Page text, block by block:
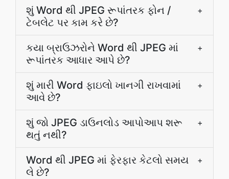
શું Word થી JPEG રૂપાંતરક ફોન /
ટેબલેટ પર કામ કરે છે?
+
કયા બ્રાઉઝરોને Word થી JPEG માં
રૂપાંતરક આધાર આપે છે?
+
શું મારી Word ફાઇલો ખાનગી રાખવામાં
આવે છે?
+
શું જો JPEG ડાઉનલોડ આપોઆપ શરૂ
થતું નથી?
+
Word થી JPEG માં ફેરફાર કેટલો સમય
લે છે?
+